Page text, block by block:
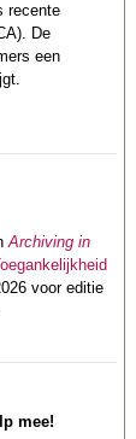
recente
De
een
Archiving in
voor editie
mee!